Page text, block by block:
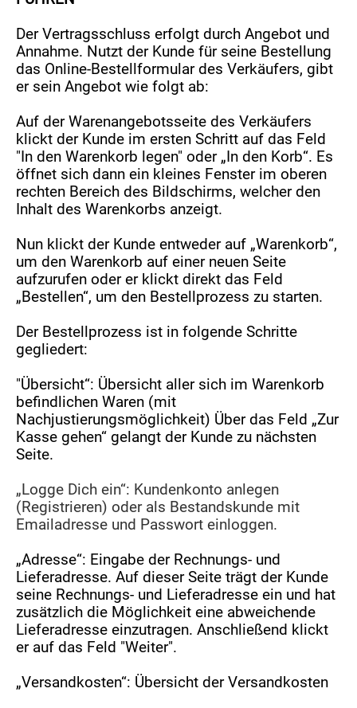
Der Vertragsschluss erfolgt durch Angebot und
Annahme. Nutzt der Kunde für seine Bestellung
das Online-Bestellformular des Verkäufers, gibt
er sein Angebot wie folgt ab:
Auf der Warenangebotsseite des Verkäufers
klickt der Kunde im ersten Schritt auf das Feld
"In den Warenkorb legen" oder „In den Korb“. Es
öffnet sich dann ein kleines Fenster im oberen
rechten Bereich des Bildschirms, welcher den
Inhalt des Warenkorbs anzeigt.
Nun klickt der Kunde entweder auf „Warenkorb“,
um den Warenkorb auf einer neuen Seite
aufzurufen oder er klickt direkt das Feld
„Bestellen“, um den Bestellprozess zu starten.
Der Bestellprozess ist in folgende Schritte
gegliedert:
"Übersicht“: Übersicht aller sich im Warenkorb
befindlichen Waren (mit
Nachjustierungsmöglichkeit) Über das Feld „Zur
Kasse gehen“ gelangt der Kunde zu nächsten
Seite.
„Logge Dich ein“: Kundenkonto anlegen
(Registrieren) oder als Bestandskunde mit
Emailadresse und Passwort einloggen.
„Adresse“: Eingabe der Rechnungs- und
Lieferadresse. Auf dieser Seite trägt der Kunde
seine Rechnungs- und Lieferadresse ein und hat
zusätzlich die Möglichkeit eine abweichende
Lieferadresse einzutragen. Anschließend klickt
er auf das Feld "Weiter".
„Versandkosten“: Übersicht der Versandkosten